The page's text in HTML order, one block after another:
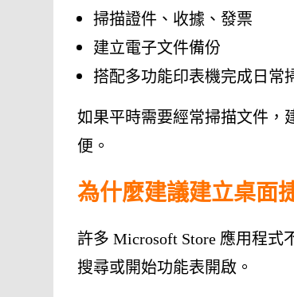
掃描證件、收據、發票
建立電子文件備份
搭配多功能印表機完成日常
如果平時需要經常掃描文件，
便。
為什麼建議建立桌面
許多 Microsoft Store 應用程
搜尋或開始功能表開啟。